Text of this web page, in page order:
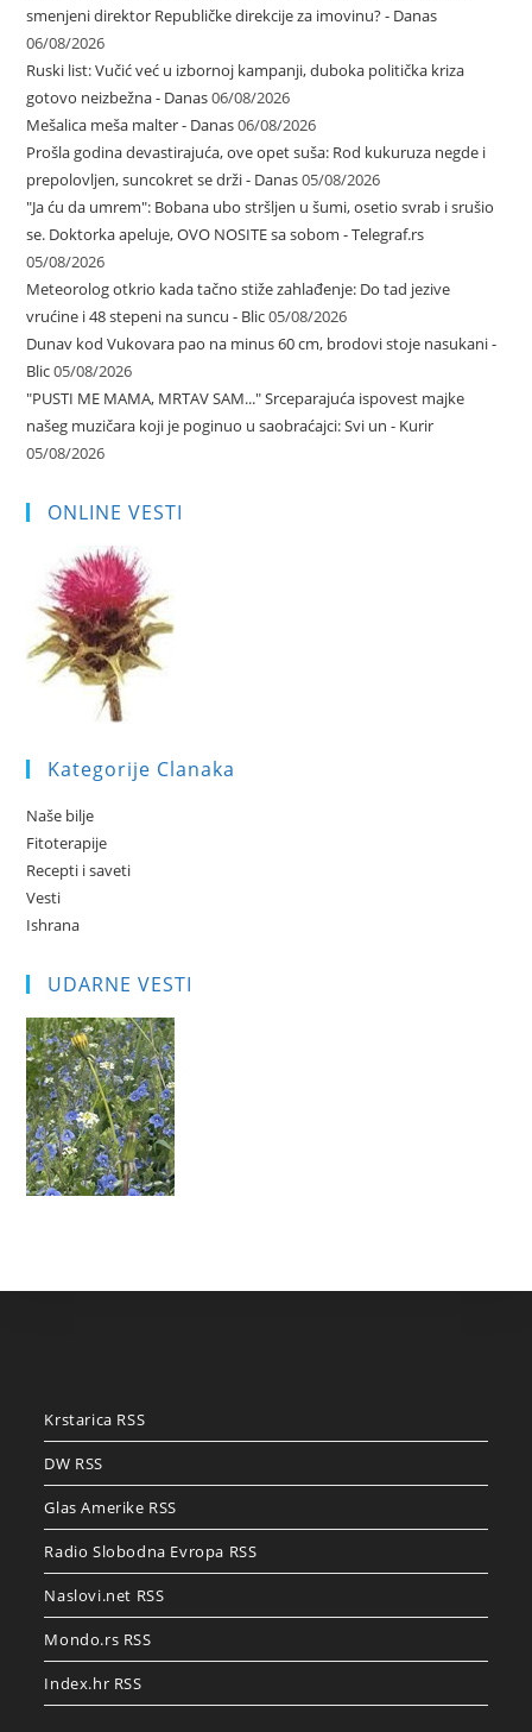
smenjeni direktor Republičke direkcije za imovinu? - Danas
06/08/2026
Ruski list: Vučić već u izbornoj kampanji, duboka politička kriza
gotovo neizbežna - Danas06/08/2026
Mešalica meša malter - Danas06/08/2026
Prošla godina devastirajuća, ove opet suša: Rod kukuruza negde i
prepolovljen, suncokret se drži - Danas05/08/2026
"Ja ću da umrem": Bobana ubo stršljen u šumi, osetio svrab i srušio
se. Doktorka apeluje, OVO NOSITE sa sobom - Telegraf.rs
05/08/2026
Meteorolog otkrio kada tačno stiže zahlađenje: Do tad jezive
vrućine i 48 stepeni na suncu - Blic05/08/2026
Dunav kod Vukovara pao na minus 60 cm, brodovi stoje nasukani -
Blic05/08/2026
"PUSTI ME MAMA, MRTAV SAM..." Srceparajuća ispovest majke
našeg muzičara koji je poginuo u saobraćajci: Svi un - Kurir
05/08/2026
ONLINE VESTI
Kategorije Clanaka
Naše bilje
Fitoterapije
Recepti i saveti
Vesti
Ishrana
UDARNE VESTI
Krstarica RSS
DW RSS
Glas Amerike RSS
Radio Slobodna Evropa RSS
Naslovi.net RSS
Mondo.rs RSS
Index.hr RSS